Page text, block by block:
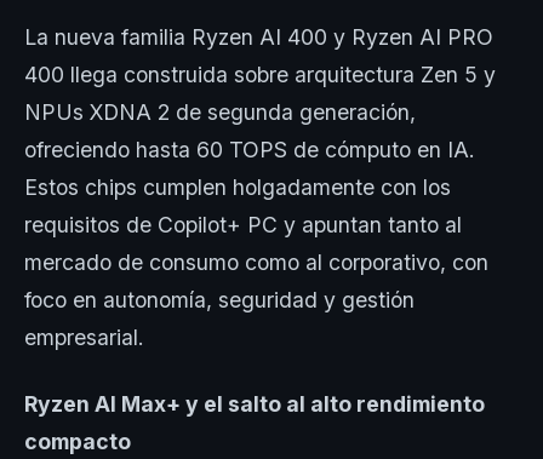
La nueva familia Ryzen AI 400 y Ryzen AI PRO
400 llega construida sobre arquitectura Zen 5 y
NPUs XDNA 2 de segunda generación,
ofreciendo hasta 60 TOPS de cómputo en IA.
Estos chips cumplen holgadamente con los
requisitos de Copilot+ PC y apuntan tanto al
mercado de consumo como al corporativo, con
foco en autonomía, seguridad y gestión
empresarial.
Ryzen AI Max+ y el salto al alto rendimiento
compacto